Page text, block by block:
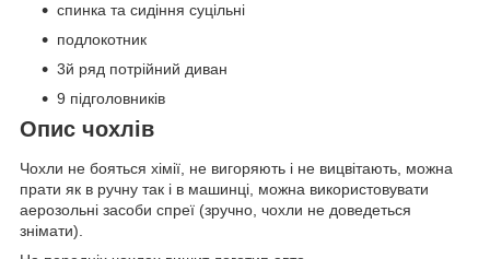
спинка та сидіння суцільні
подлокотник
3й ряд потрійний диван
9 підголовників
Опис чохлів
Чохли не бояться хімії, не вигоряють і не вицвітають, можна
прати як в ручну так і в машинці, можна використовувати
аерозольні засоби спреї (зручно, чохли не доведеться
знімати).